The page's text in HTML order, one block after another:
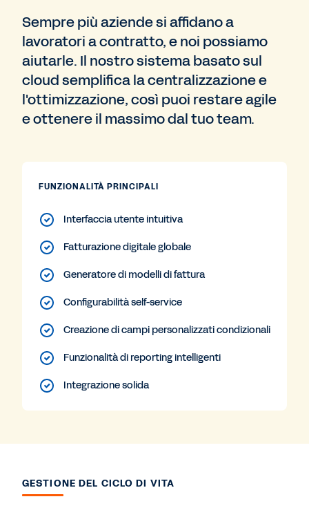
Sempre più aziende si affidano a
lavoratori a contratto, e noi possiamo
aiutarle. Il nostro sistema basato sul
cloud semplifica la centralizzazione e
l'ottimizzazione, così puoi restare agile
e ottenere il massimo dal tuo team.
FUNZIONALITÀ PRINCIPALI
Interfaccia utente intuitiva
Fatturazione digitale globale
Generatore di modelli di fattura
Configurabilità self-service
Creazione di campi personalizzati condizionali
Funzionalità di reporting intelligenti
Integrazione solida
GESTIONE DEL CICLO DI VITA